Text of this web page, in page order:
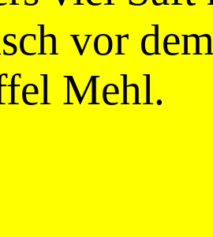
vor
Mehl.